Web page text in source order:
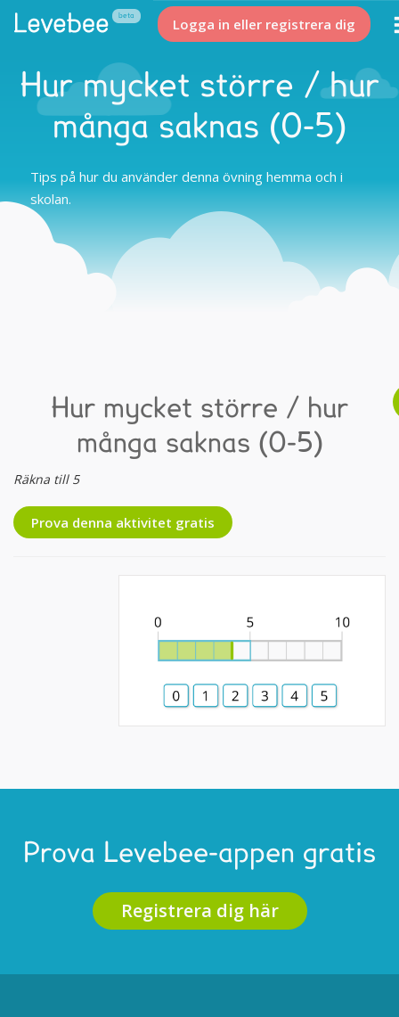
Logga in eller registrera dig
Hur mycket större / hur
många saknas (0-5)
Tips på hur du använder denna övning hemma och i
skolan.
Hur mycket större / hur
många saknas (0-5)
Räkna till 5
Prova denna aktivitet gratis
Prova Levebee-appen gratis
Registrera dig här